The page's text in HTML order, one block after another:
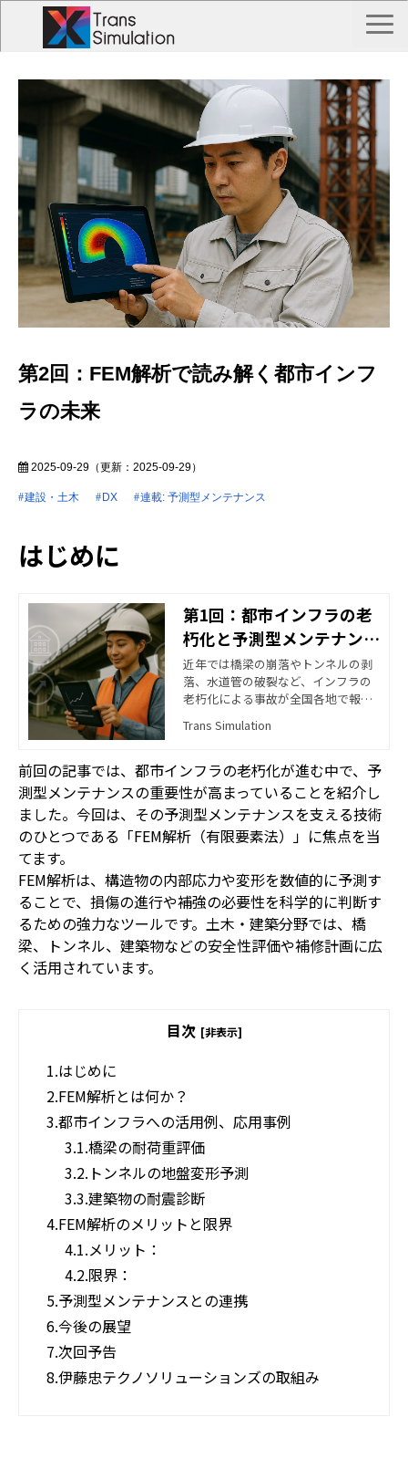
トランス シミュレーションとは？
Trans Simulation 事例一覧
私たちについて
お問い合わせ
第2回：FEM解析で読み解く都市インフ
ラの未来
2025-09-29 （更新： 2025-09-29）
建設・土木 DX 連載: 予測型メンテナンス
はじめに
第1回：都市インフラの老
朽化と予測型メンテナンス
の必要性
近年では橋梁の崩落やトンネルの剥
落、水道管の破裂など、インフラの
老朽化による事故が全国各地で報告
ています。このような状況の中、イ
メンテナンス」という新しい考え方
が注目されています。
Trans Simulation
前回の記事では、都市インフラの老朽化が進む中で、予
測型メンテナンスの重要性が高まっていることを紹介し
ました。今回は、その予測型メンテナンスを支える技術
のひとつである「FEM解析（有限要素法）」に焦点を当
てます。
FEM解析は、構造物の内部応力や変形を数値的に予測す
ることで、損傷の進行や補強の必要性を科学的に判断す
るための強力なツールです。土木・建築分野では、橋
梁、トンネル、建築物などの安全性評価や補修計画に広
く活用されています。
目次 [非表示]
1.はじめに
2.FEM解析とは何か？
3.都市インフラへの活用例、応用事例
3.1.橋梁の耐荷重評価
3.2. トンネルの地盤変形予測
3.3.建築物の耐震診断
4.FEM解析のメリットと限界
4.1.メリット：
4.2.限界：
5.予測型メンテナンスとの連携
6.今後の展望
7.次回予告
8.伊藤忠テクノソリューションズの取組み